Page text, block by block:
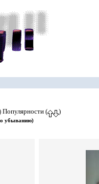
Популярности ( )
убыванию)